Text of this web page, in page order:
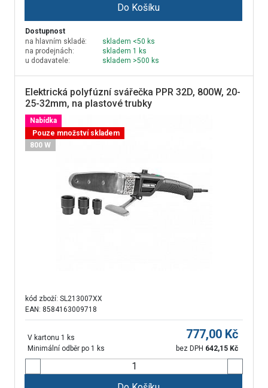
Do Košíku
Dostupnost
na hlavním skladě:
skladem <50 ks
na prodejnách:
skladem 1 ks
u dodavatele:
skladem >500 ks
Elektrická polyfúzní svářečka PPR 32D, 800W, 20-
25-32mm, na plastové trubky
Nabídka
Pouze množství skladem
800 W
kód zboží: SL213007XX
EAN: 8584163009718
V kartonu 1 ks
Minimální odběr po 1 ks
777,00 Kč
bez DPH 642,15 Kč